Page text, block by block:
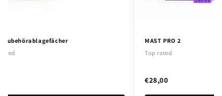
Zubehörablagefächer
MAST PRO 2
Top rated
€28,00